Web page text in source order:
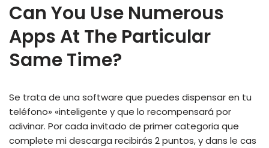
Can You Use Numerous
Apps At The Particular
Same Time?
Se trata de una software que puedes dispensar en tu
teléfono» «inteligente y que lo recompensará por
adivinar. Por cada invitado de primer categoria que
complete mi descarga recibirás 2 puntos, y dans le cas